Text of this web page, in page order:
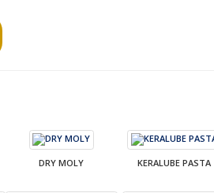
DRY MOLY KERALUBE PASTA